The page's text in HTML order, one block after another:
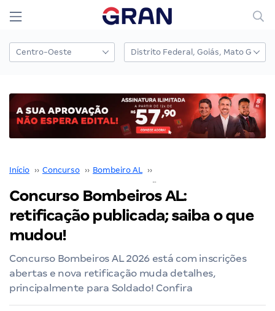
Início ›› Concurso ›› Bombeiro AL ››
Concurso Bombeiros AL:
retificação publicada; saiba o que
mudou!
Concurso Bombeiros AL 2026 está com inscrições
abertas e nova retificação muda detalhes,
principalmente para Soldado! Confira